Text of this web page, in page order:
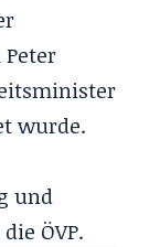
wurde.
und
ÖVP.